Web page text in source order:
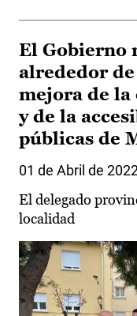
El Gobierno
alrededor
mejora de la
y de la
públicas de
01 de Abril de
El delegado
localidad